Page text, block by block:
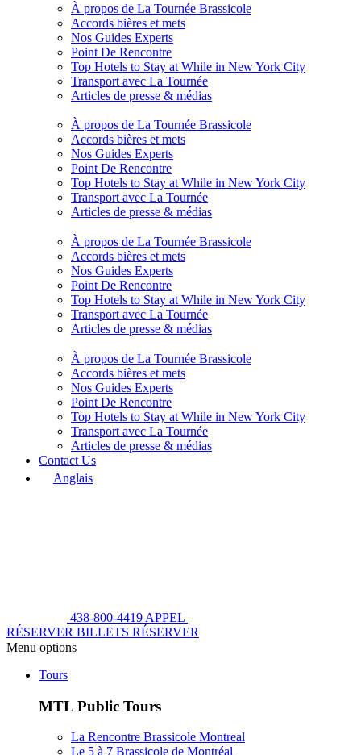
À propos de La Tournée Brassicole
Accords bières et mets
Nos Guides Experts
Point De Rencontre
Top Hotels to Stay at While in New York City
Transport avec La Tournée
Articles de presse & médias
À propos de La Tournée Brassicole
Accords bières et mets
Nos Guides Experts
Point De Rencontre
Top Hotels to Stay at While in New York City
Transport avec La Tournée
Articles de presse & médias
À propos de La Tournée Brassicole
Accords bières et mets
Nos Guides Experts
Point De Rencontre
Top Hotels to Stay at While in New York City
Transport avec La Tournée
Articles de presse & médias
À propos de La Tournée Brassicole
Accords bières et mets
Nos Guides Experts
Point De Rencontre
Top Hotels to Stay at While in New York City
Transport avec La Tournée
Articles de presse & médias
Contact Us
Anglais
438-800-4419 APPEL
RÉSERVER BILLETS RÉSERVER
Menu options
Tours
MTL Public Tours
La Rencontre Brassicole Montreal
Le 5 à 7 Brassicole de Montréal